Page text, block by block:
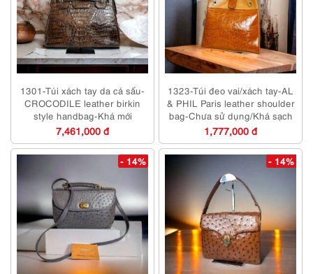
1301-Túi xách tay da cá sấu-
CROCODILE leather birkin
style handbag-Khá mới
7,461,000 đ
1323-Túi đeo vai/xách tay-AL
& PHIL Paris leather shoulder
bag-Chưa sử dụng/Khá sạch
1,777,000 đ
- 14% - 14%